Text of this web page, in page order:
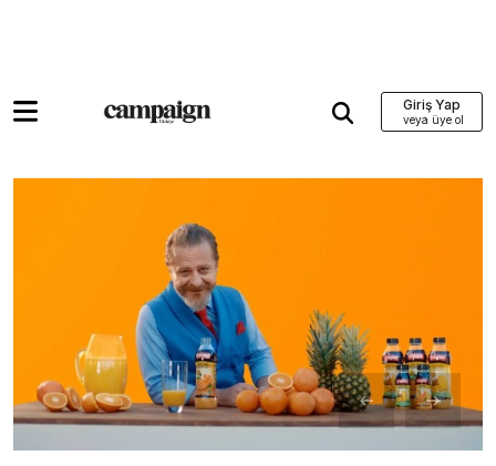
Giriş Yap